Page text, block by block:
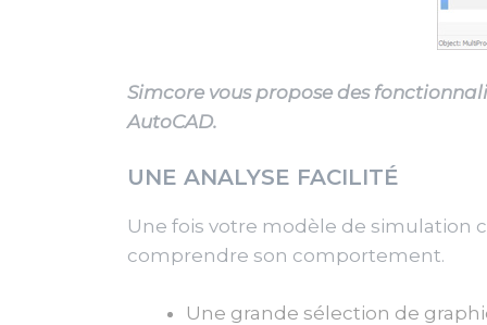
Simcore vous propose des
AutoCAD.
UNE ANALYSE FACILITÉ
Une fois votre modèle de simulation
comprendre son comportement.
Une grande sélection de